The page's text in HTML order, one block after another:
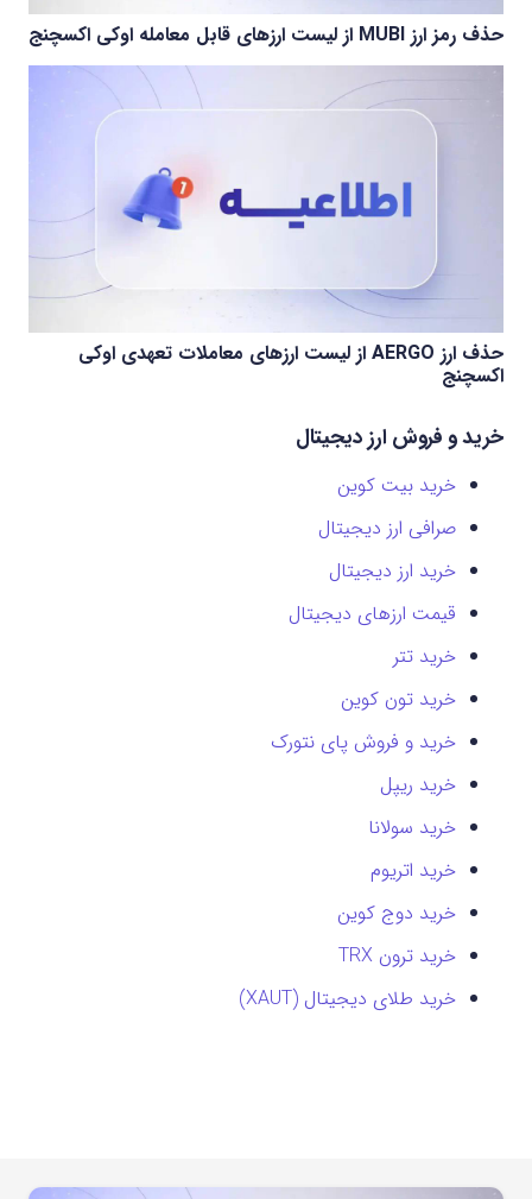
حذف رمز ارز MUBI از لیست ارزهای قابل معامله اوکی اکسچنج
حذف ارز AERGO از لیست ارزهای معاملات تعهدی اوکی
اکسچنج
خرید و فروش ارز دیجیتال
خرید بیت کوین
صرافی ارز دیجیتال
خرید ارز دیجیتال
قیمت ارزهای دیجیتال
خرید تتر
خرید تون کوین
خرید و فروش پای نتورک
خرید ریپل
خرید سولانا
خرید اتریوم
خرید دوج کوین
خرید ترون TRX
خرید طلای دیجیتال (XAUT)